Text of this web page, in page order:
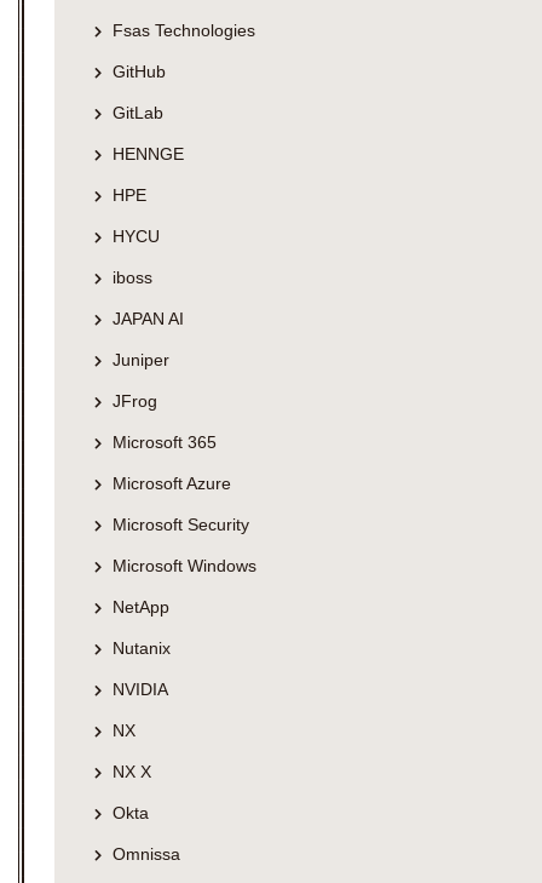
Fsas Technologies
GitHub
GitLab
HENNGE
HPE
HYCU
iboss
JAPAN AI
Juniper
JFrog
Microsoft 365
Microsoft Azure
Microsoft Security
Microsoft Windows
NetApp
Nutanix
NVIDIA
NX
NX X
Okta
Omnissa